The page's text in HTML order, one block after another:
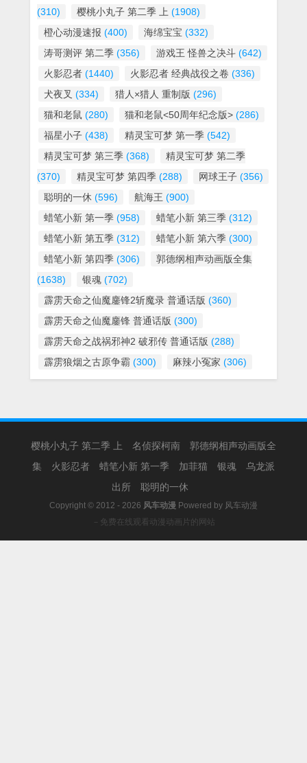
(310)
樱桃小丸子 第二季 上 (1908)
橙心动漫速报 (400) 海绵宝宝 (332)
涛哥测评 第二季 (356) 游戏王 怪兽之决斗 (642)
火影忍者 (1440) 火影忍者 经典战役之卷 (336)
犬夜叉 (334) 猎人×猎人 重制版 (296)
猫和老鼠 (280) 猫和老鼠<50周年纪念版> (286)
福星小子 (438) 精灵宝可梦 第一季 (542)
精灵宝可梦 第三季 (368)
精灵宝可梦 第二季
(370)
精灵宝可梦 第四季 (288) 网球王子 (356)
聪明的一休 (596) 航海王 (900)
蜡笔小新 第一季 (958) 蜡笔小新 第三季 (312)
蜡笔小新 第五季 (312) 蜡笔小新 第六季 (300)
蜡笔小新 第四季 (306)
郭德纲相声动画版全集
(1638)
银魂 (702)
霹雳天命之仙魔鏖锋2斩魔录 普通话版 (360)
霹雳天命之仙魔鏖锋 普通话版 (300)
霹雳天命之战祸邪神2 破邪传 普通话版 (288)
霹雳狼烟之古原争霸 (300) 麻辣小冤家 (306)
樱桃小丸子 第二季 上 名侦探柯南
郭德纲相声动画版全
集
火影忍者 蜡笔小新 第一季 加菲猫 银魂
乌龙派
出所
聪明的一休
Copyright © 2012 - 2026 风车动漫 Powered by 风车动漫
－免费在线观看动漫动画片的网站